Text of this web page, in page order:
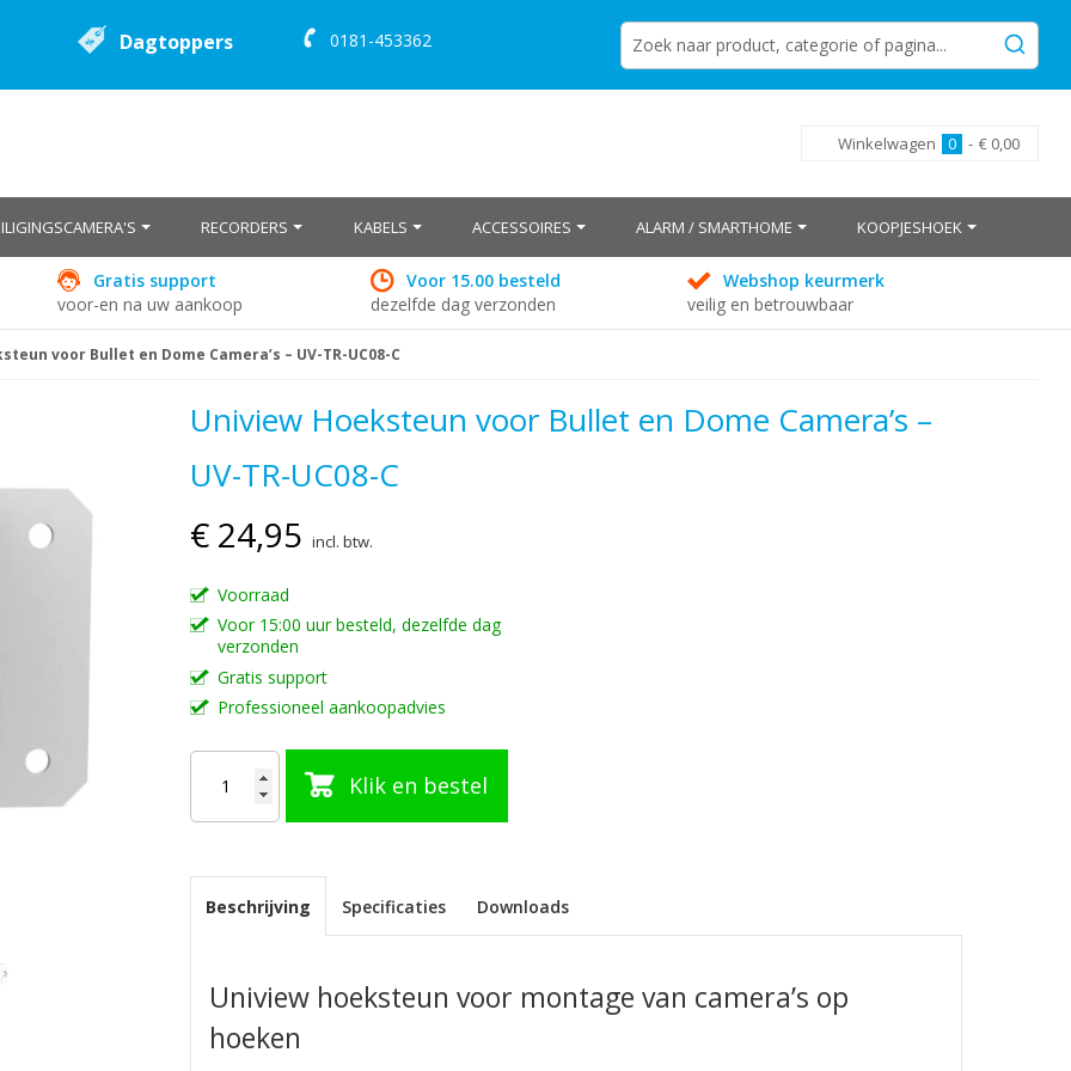
Dagtoppers 0181-453362
Winkelwagen 0 - € 0,00
RECORDERS KABELS ACCESSOIRES ALARM / SMARTHOME KOOPJESHOEK
Gratis support
voor-en na uw aankoop
Voor 15.00 besteld
dezelfde dag verzonden
Webshop keurmerk
veilig en betrouwbaar
voor Bullet en Dome Camera’s – UV-TR-UC08-C
Uniview Hoeksteun voor Bullet en Dome Camera’s –
UV-TR-UC08-C
€ 24,95 incl. btw.
Voorraad
Voor 15:00 uur besteld, dezelfde dag
verzonden
Gratis support
Professioneel aankoopadvies
Klik en bestel
Beschrijving
Uniview hoeksteun voor montage van camera’s op
hoeken
Specificaties Downloads